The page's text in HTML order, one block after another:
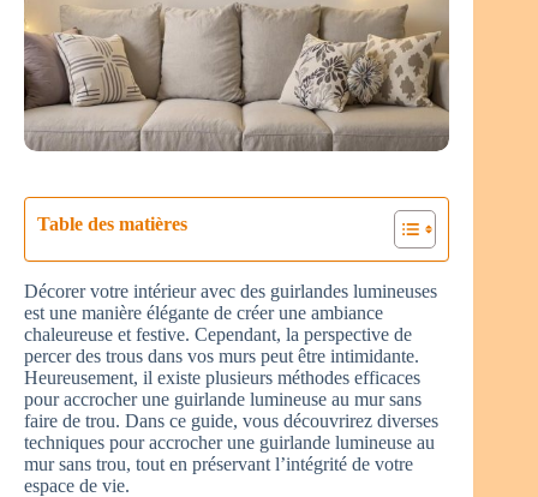
Table des matières
Décorer votre intérieur avec des guirlandes lumineuses
est une manière élégante de créer une ambiance
chaleureuse et festive. Cependant, la perspective de
percer des trous dans vos murs peut être intimidante.
Heureusement, il existe plusieurs méthodes efficaces
pour accrocher une guirlande lumineuse au mur sans
faire de trou. Dans ce guide, vous découvrirez diverses
techniques pour accrocher une guirlande lumineuse au
mur sans trou, tout en préservant l’intégrité de votre
espace de vie.